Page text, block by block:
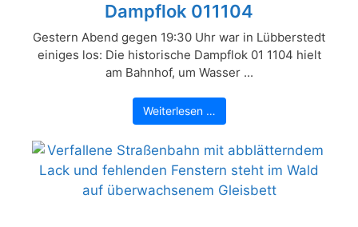
Dampflok 011104
Gestern Abend gegen 19:30 Uhr war in Lübberstedt
einiges los: Die historische Dampflok 01 1104 hielt
am Bahnhof, um Wasser ...
Weiterlesen …